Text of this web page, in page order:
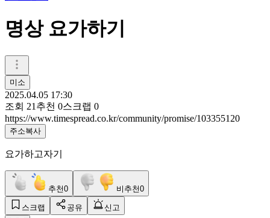
명상 요가하기
미소
2025.04.05 17:30
조회 21 추천 0스크랩 0
https://www.timespread.co.kr/community/promise/103355120
주소복사
요가하고자기
추천0 비추천0
스크랩 공유
신고